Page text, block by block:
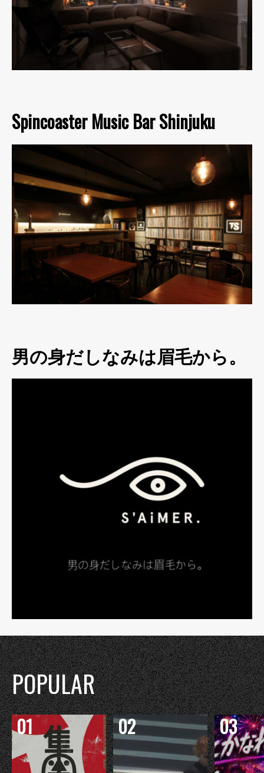
Spincoaster Music Bar Shinjuku
男の身だしなみは眉毛から。
POPULAR